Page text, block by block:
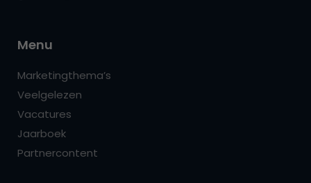
Menu
Marketingthema’s
Veelgelezen
Vacatures
Jaarboek
Partnercontent